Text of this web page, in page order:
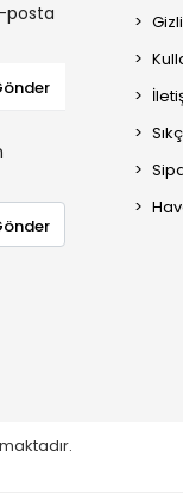
posta